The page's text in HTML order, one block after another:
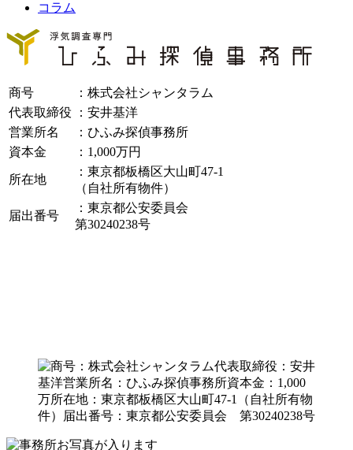
コラム
商号
：株式会社シャンタラム
代表取締役
：安井基洋
営業所名
：ひふみ探偵事務所
資本金
：1,000万円
所在地
：東京都板橋区大山町47-1
（自社所有物件）
届出番号
：東京都公安委員会
第30240238号